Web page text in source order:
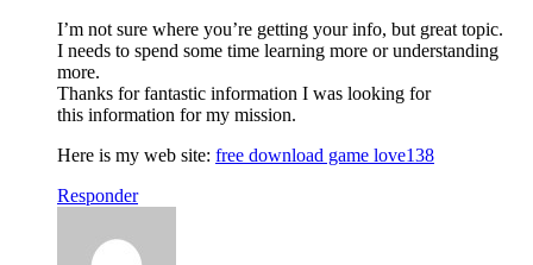
I’m not sure where you’re getting your info, but great topic.
I needs to spend some time learning more or understanding
more.
Thanks for fantastic information I was looking for
this information for my mission.
Here is my web site: free download game love138
Responder